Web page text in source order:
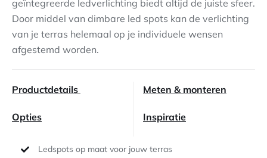
Contact
geïntegreerde ledverlichting biedt altijd de juiste sfeer.
Door middel van dimbare led spots kan de verlichting
van je terras helemaal op je individuele wensen
afgestemd worden.
Productdetails
Opties
Meten & monteren
Inspiratie
Ledspots op maat voor jouw terras